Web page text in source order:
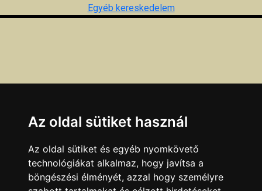
Egyéb kereskedelem
Az oldal sütiket használ
Az oldal sütiket és egyéb nyomkövető
technológiákat alkalmaz, hogy javítsa a
böngészési élményét, azzal hogy személyre